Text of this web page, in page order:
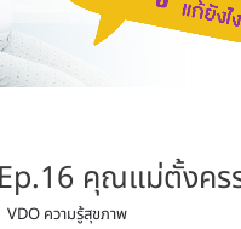
คุณแม่ตั้งคร
VDO ความรู้สุขภาพ